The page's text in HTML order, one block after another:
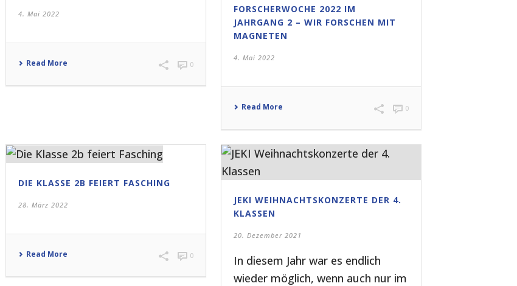
4. Mai 2022
Read More 0
FORSCHERWOCHE 2022 IM
JAHRGANG 2 – WIR FORSCHEN MIT
MAGNETEN
4. Mai 2022
Read More 0
DIE KLASSE 2B FEIERT FASCHING
28. März 2022
Read More 0
JEKI WEIHNACHTSKONZERTE DER 4.
KLASSEN
20. Dezember 2021
In diesem Jahr war es endlich
wieder möglich, wenn auch nur im